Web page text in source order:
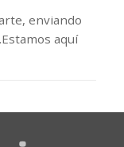
enviando
aquí